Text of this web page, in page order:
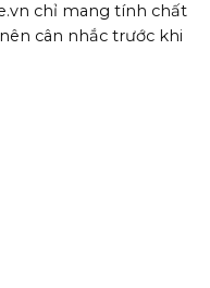
chỉ mang tính chất
cân nhắc trước khi